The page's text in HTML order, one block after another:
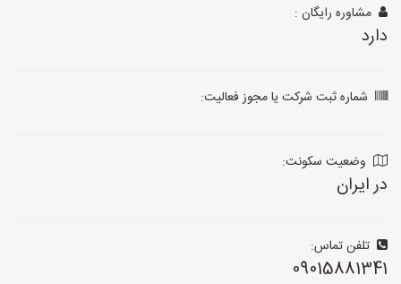
مشاوره رایگان :
دارد
شماره ثبت شرکت یا مجوز فعالیت:
وضعیت سکونت:
در ایران
تلفن تماس:
09015881341